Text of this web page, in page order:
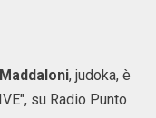
Maddaloni, judoka, è
su Radio Punto